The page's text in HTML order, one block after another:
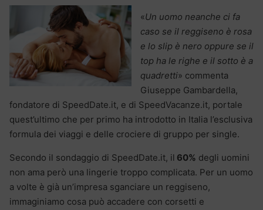
«Un uomo neanche ci fa
caso se il reggiseno è rosa
e lo slip è nero oppure se il
top ha le righe e il sotto è a
quadretti» commenta
Giuseppe Gambardella,
fondatore di SpeedDate.it, e di SpeedVacanze.it, portale
quest’ultimo che per primo ha introdotto in Italia l’esclusiva
formula dei viaggi e delle crociere di gruppo per single.
Secondo il sondaggio di SpeedDate.it, il 60% degli uomini
non ama però una lingerie troppo complicata. Per un uomo
a volte è già un’impresa sganciare un reggiseno,
immaginiamo cosa può accadere con corsetti e